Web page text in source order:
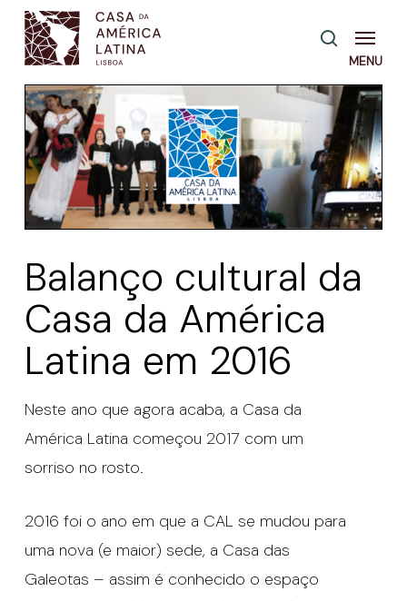
Skip
main
content
pesquisa
Menu
Balanço cultural da
Casa da América
Latina em 2016
Neste ano que agora acaba, a Casa da
América Latina começou 2017 com um
sorriso no rosto.
2016 foi o ano em que a CAL se mudou para
uma nova (e maior) sede, a Casa das
Galeotas – assim é conhecido o espaço